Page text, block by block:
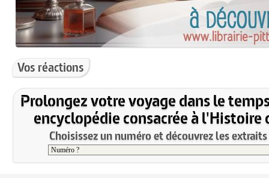
Vos réactions
Prolongez votre voyage dans le
encyclopédie consacrée à l'Histoire
Choisissez un numéro et découvrez les